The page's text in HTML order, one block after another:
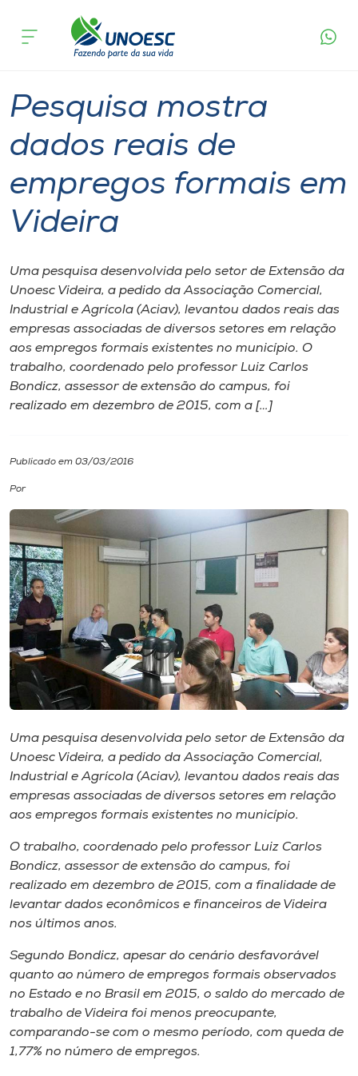
Cursos
Pesquisa
Atendimento ao Estudante
Portal de Ensino
A
Internacionalização
I.nova
Cultura
CPA
Biblioteca
Editora
Rádio
Unoesc
Store
Selecione
o idioma
A+
acontece
Pesquisa mostra
dados reais de
empregos formais em
Videira
Uma pesquisa desenvolvida pelo setor de Extensão da
Unoesc Videira, a pedido da Associação Comercial,
Industrial e Agrícola (Aciav), levantou dados reais das
empresas associadas de diversos setores em relação
aos empregos formais existentes no município. O
trabalho, coordenado pelo professor Luiz Carlos
Bondicz, assessor de extensão do campus, foi
realizado em dezembro de 2015, com a […]
Publicado em 03/03/2016
Por
Uma pesquisa desenvolvida pelo setor de Extensão da
Unoesc Videira, a pedido da Associação Comercial,
Industrial e Agrícola (Aciav), levantou dados reais das
empresas associadas de diversos setores em relação
aos empregos formais existentes no município.
O trabalho, coordenado pelo professor Luiz Carlos
Bondicz, assessor de extensão do campus, foi
realizado em dezembro de 2015, com a finalidade de
levantar dados econômicos e financeiros de Videira
nos últimos anos.
Segundo Bondicz, apesar do cenário desfavorável
quanto ao número de empregos formais observados
no Estado e no Brasil em 2015, o saldo do mercado de
trabalho de Videira foi menos preocupante,
comparando-se com o mesmo período, com queda de
1,77% no número de empregos.